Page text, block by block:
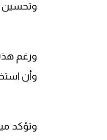
وتحسين
ورغم
وأن
وتؤكد